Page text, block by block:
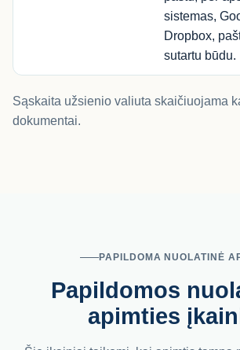
sistemas,
Dropbox,
sutartu būdu.
Sąskaita užsienio valiuta skaičiuojama
dokumentai.
PAPILDOMA NUOLATINĖ
Papildomos
apimties